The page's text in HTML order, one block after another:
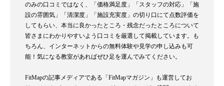
のみの口コミではなく、「価格満足度」「スタッフの対応」「施
設の雰囲気」「清潔度」「施設充実度」の切り口にて点数評価を
してもらい、本当に良かったところ・残念だったところについて
皆さまにわかりやすいよう口コミを厳選して掲載しています。も
ちろん、インターネットからの無料体験や見学の申し込みも可
能！気になる教室があればぜひ足を運んでみてください。
FitMapの記事メディアである「FitMapマガジン」も運営してお